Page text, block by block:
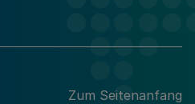
Zum Seitenanfang